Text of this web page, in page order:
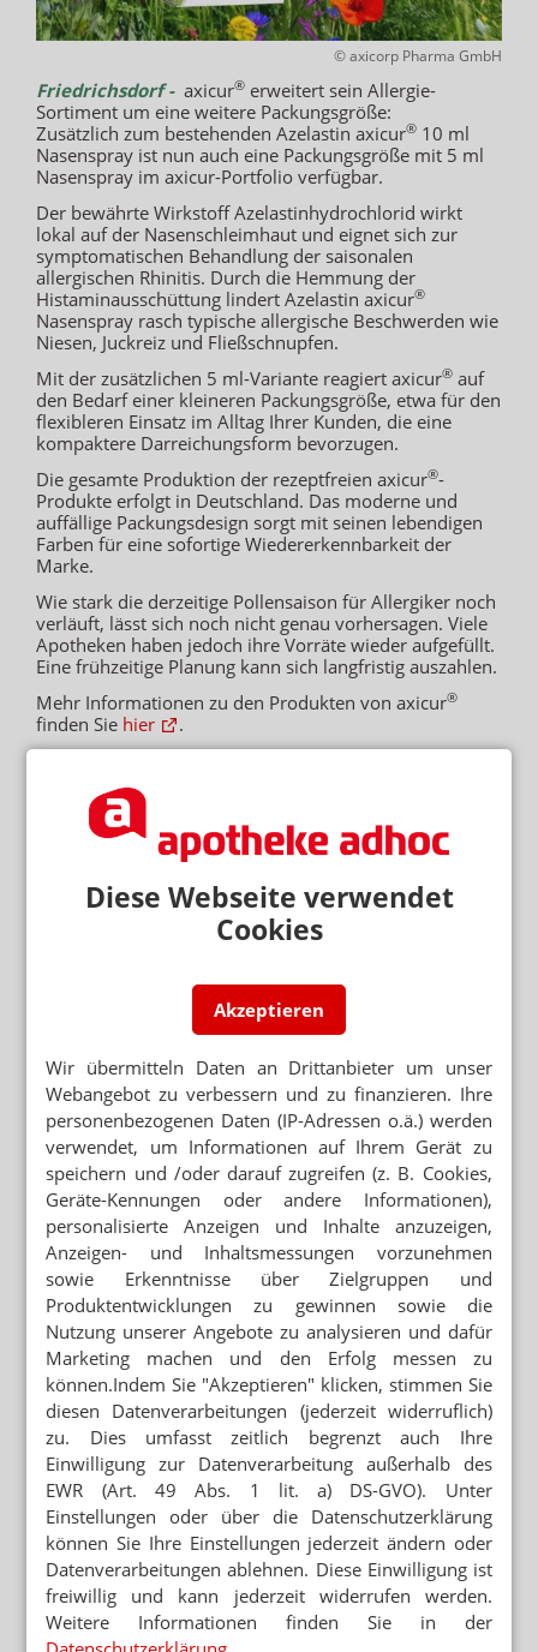
Diese Webseite verwendet
Cookies
Akzeptieren
Wir übermitteln Daten an Drittanbieter um unser
Webangebot zu verbessern und zu finanzieren. Ihre
personenbezogenen Daten (IP-Adressen o.ä.) werden
verwendet, um Informationen auf Ihrem Gerät zu
speichern und /oder darauf zugreifen (z. B. Cookies,
Geräte-Kennungen oder andere Informationen),
personalisierte Anzeigen und Inhalte anzuzeigen,
Anzeigen- und Inhaltsmessungen vorzunehmen
sowie Erkenntnisse über Zielgruppen und
Produktentwicklungen zu gewinnen sowie die
Nutzung unserer Angebote zu analysieren und dafür
Marketing machen und den Erfolg messen zu
können.Indem Sie "Akzeptieren" klicken, stimmen Sie
diesen Datenverarbeitungen (jederzeit widerruflich)
zu. Dies umfasst zeitlich begrenzt auch Ihre
Einwilligung zur Datenverarbeitung außerhalb des
EWR (Art. 49 Abs. 1 lit. a) DS-GVO). Unter
Einstellungen oder über die Datenschutzerklärung
können Sie Ihre Einstellungen jederzeit ändern oder
Datenverarbeitungen ablehnen. Diese Einwilligung ist
freiwillig und kann jederzeit widerrufen werden.
Weitere Informationen finden Sie in der
© axicorp Pharma GmbH
Friedrichsdorf - axicur® erweitert sein Allergie-
Sortiment um eine weitere Packungsgröße:
Zusätzlich zum bestehenden Azelastin axicur® 10 ml
Nasenspray ist nun auch eine Packungsgröße mit 5 ml
Nasenspray im axicur-Portfolio verfügbar.
Der bewährte Wirkstoff Azelastinhydrochlorid wirkt
lokal auf der Nasenschleimhaut und eignet sich zur
symptomatischen Behandlung der saisonalen
allergischen Rhinitis. Durch die Hemmung der
Histaminausschüttung lindert Azelastin axicur®
Nasenspray rasch typische allergische Beschwerden wie
Niesen, Juckreiz und Fließschnupfen.
Mit der zusätzlichen 5 ml-Variante reagiert axicur® auf
den Bedarf einer kleineren Packungsgröße, etwa für den
flexibleren Einsatz im Alltag Ihrer Kunden, die eine
kompaktere Darreichungsform bevorzugen.
Die gesamte Produktion der rezeptfreien axicur®-
Produkte erfolgt in Deutschland. Das moderne und
auffällige Packungsdesign sorgt mit seinen lebendigen
Farben für eine sofortige Wiedererkennbarkeit der
Marke.
Wie stark die derzeitige Pollensaison für Allergiker noch
verläuft, lässt sich noch nicht genau vorhersagen. Viele
Apotheken haben jedoch ihre Vorräte wieder aufgefüllt.
Eine frühzeitige Planung kann sich langfristig auszahlen.
Mehr Informationen zu den Produkten von axicur®
finden Sie hier .
Azelastin axicur
Wirkstoff:Azelastinhydrochlorid Zusammensetzung: 1 ml Lösung enthält
1 mg Azelastinhydrochlorid. Jeder Sprühstoß (0,14 ml) enthält 0,14 mg
Hypromellose 4000, Natriummono-hydrogenphosphat-Dodecahydrat,
Citronensäure, Natriumchlorid, gereinigtes Wasser.
Zur symptomatischen Behandlung der saisonalen allergischen Rhinitis
Überempfindlichkeit gegen den Wirkstoff oder einen der
Nebenwirkungen:Häufig:
(meist aufgrund unsachgemäßer Anwendung), der zuweilen Übelkeit
veränderten Nasenschleimhaut (Brennen, Kribbeln), Niesen, Nasenbluten.
Selten:Übelkeit.Sehr selten:Überempfindlichkeitsreaktionen; Schwindel,
Somnolenz (Benommenheit, Schläfrigkeit); Hautausschlag, Juckreiz,
Nesselsucht; Abgeschlagenheit (Mattigkeit, Erschöpfung), Schwindel- oder
Schwächegefühl (können durch die Erkrankung selbst bedingt sein).
axicorp Pharma GmbH, 61381 Friedrichsdorf. Stand: Oktober 2025
axicorp Pharma GmbH
Ein Unternehmen der Dermapharm Gruppe
Marie-Curie-Str. 11
61381 Friedrichsdorf
Telefon: +49 6172 4999-0
Telefax: +49 61 72 4999-1500
E-Mail:presse.axicorp@dermapharm.com
Internet:www.axicorp.dermapharm.com
Lesen Sie auch
CANNABISBLÜTEN AUS DER GKV GESTRICHEN
Inhalierbare Extrakte statt Blüte
EURIMPHARM SETZT IMPULSE
IM PULS der Partnerschaft